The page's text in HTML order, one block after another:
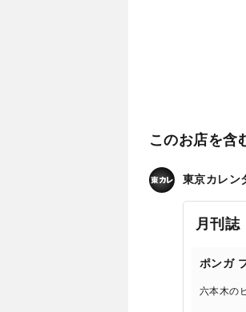
このお店を含
東京カレン
月刊誌
ポンガ
六本木の